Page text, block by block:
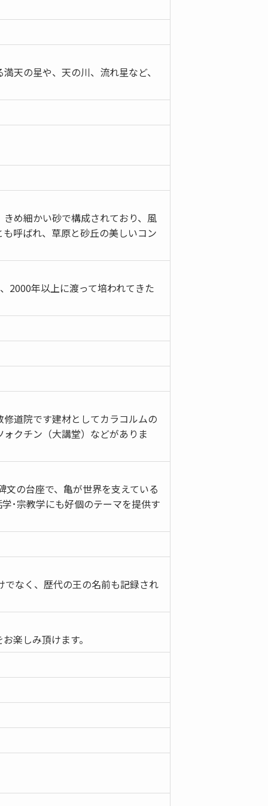
天の星や、天の川、流れ星など、
め細かい砂で構成されており、風
呼ばれ、草原と砂丘の美しいコン
2000年以上に渡って培われてきた
道院です建材としてカラコルムの
クチン（大講堂）などがありま
の台座で、亀が世界を支えている
･宗教学にも好個のテーマを提供す
なく、歴代の王の名前も記録され
楽しみ頂けます。